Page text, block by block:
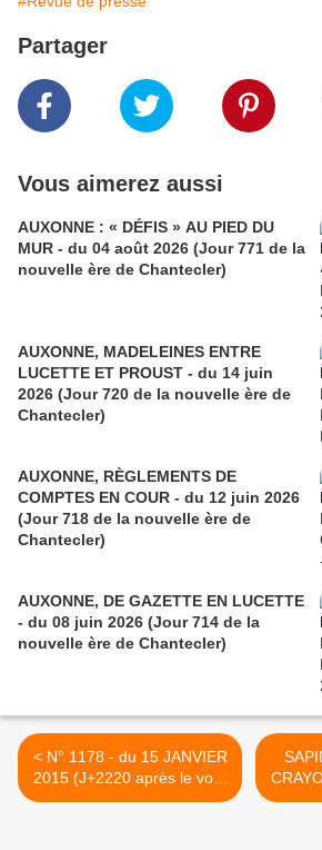
Partager
Vous aimerez aussi
AUXONNE : « DÉFIS » AU PIED DU
MUR - du 04 août 2026 (Jour 771 de la
nouvelle ère de Chantecler)
AUXONNE, MADELEINES ENTRE
LUCETTE ET PROUST - du 14 juin
2026 (Jour 720 de la nouvelle ère de
Chantecler)
AUXONNE, RÈGLEMENTS DE
COMPTES EN COUR - du 12 juin 2026
(Jour 718 de la nouvelle ère de
Chantecler)
AUXONNE, DE GAZETTE EN LUCETTE
- du 08 juin 2026 (Jour 714 de la
nouvelle ère de Chantecler)
< N° 1178 - du 15 JANVIER
2015 (J+2220 après le vote
négatif fondateur)
À